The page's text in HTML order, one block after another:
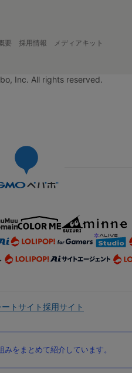
要 採用情報 メディアキット
Inc. All rights reserved.
トサイト採用サイト
をまとめて紹介しています。